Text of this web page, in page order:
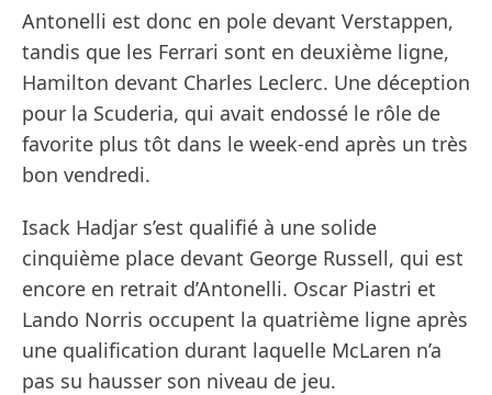
Antonelli est donc en pole devant Verstappen,
tandis que les Ferrari sont en deuxième ligne,
Hamilton devant Charles Leclerc. Une déception
pour la Scuderia, qui avait endossé le rôle de
favorite plus tôt dans le week-end après un très
bon vendredi.
Isack Hadjar s’est qualifié à une solide
cinquième place devant George Russell, qui est
encore en retrait d’Antonelli. Oscar Piastri et
Lando Norris occupent la quatrième ligne après
une qualification durant laquelle McLaren n’a
pas su hausser son niveau de jeu.